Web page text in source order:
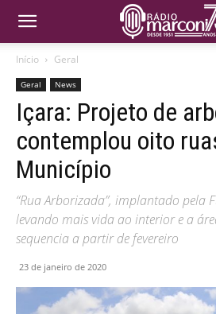
Início Geral
Geral News
Içara: Projeto de
contemplou oito
Município
“Rua Arborizada”, implantado pela
levando mais vida ao interior e a
sequencia a partir de fevereiro
23 de janeiro de 2020